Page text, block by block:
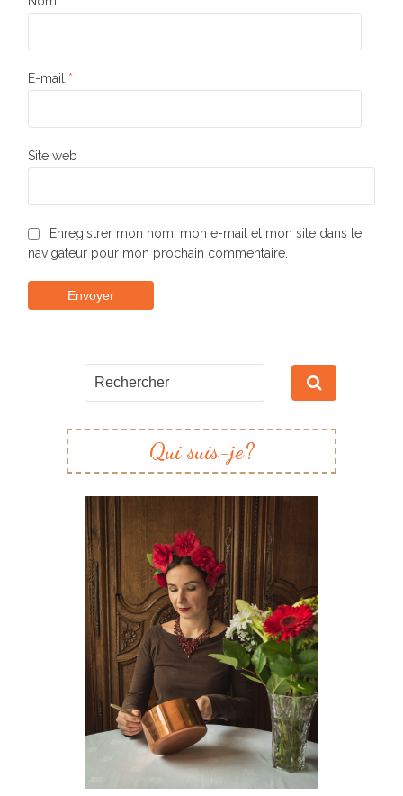
E-mail *
Site web
Enregistrer mon nom, mon e-mail et mon site dans le
navigateur pour mon prochain commentaire.
Qui suis-je?